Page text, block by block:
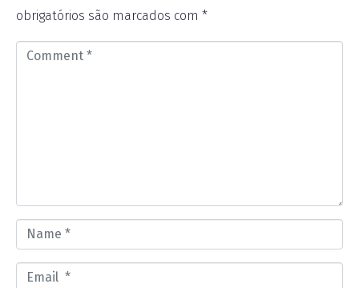
obrigatórios são marcados com *
*
a